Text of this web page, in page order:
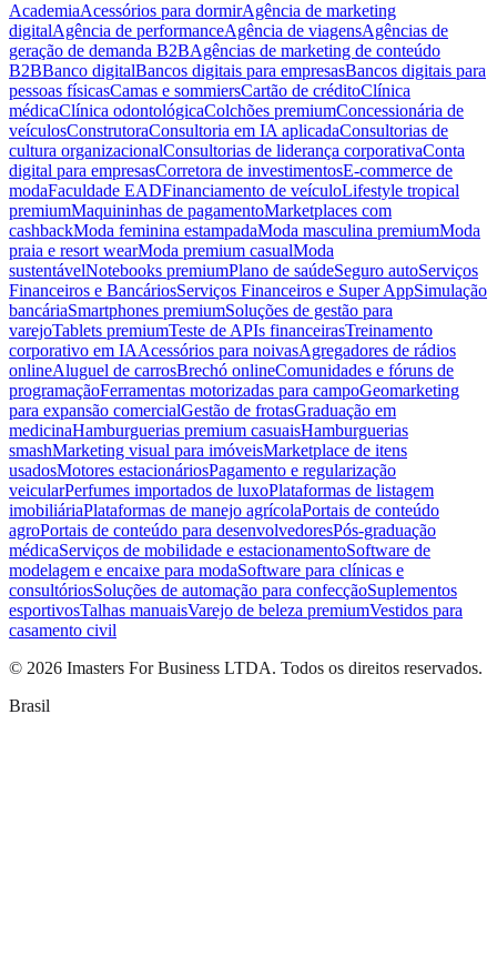
AcademiaAcessórios para dormirAgência de marketing
digitalAgência de performanceAgência de viagensAgências de
geração de demanda B2BAgências de marketing de conteúdo
B2BBanco digitalBancos digitais para empresasBancos digitais para
pessoas físicasCamas e sommiersCartão de créditoClínica
médicaClínica odontológicaColchões premiumConcessionária de
veículosConstrutoraConsultoria em IA aplicadaConsultorias de
cultura organizacionalConsultorias de liderança corporativaConta
digital para empresasCorretora de investimentosE-commerce de
modaFaculdade EADFinanciamento de veículoLifestyle tropical
premiumMaquininhas de pagamentoMarketplaces com
cashbackModa feminina estampadaModa masculina premiumModa
praia e resort wearModa premium casualModa
sustentávelNotebooks premiumPlano de saúdeSeguro autoServiços
Financeiros e BancáriosServiços Financeiros e Super AppSimulação
bancáriaSmartphones premiumSoluções de gestão para
varejoTablets premiumTeste de APIs financeirasTreinamento
corporativo em IAAcessórios para noivasAgregadores de rádios
onlineAluguel de carrosBrechó onlineComunidades e fóruns de
programaçãoFerramentas motorizadas para campoGeomarketing
para expansão comercialGestão de frotasGraduação em
medicinaHamburguerias premium casuaisHamburguerias
smashMarketing visual para imóveisMarketplace de itens
usadosMotores estacionáriosPagamento e regularização
veicularPerfumes importados de luxoPlataformas de listagem
imobiliáriaPlataformas de manejo agrícolaPortais de conteúdo
agroPortais de conteúdo para desenvolvedoresPós-graduação
médicaServiços de mobilidade e estacionamentoSoftware de
modelagem e encaixe para modaSoftware para clínicas e
consultóriosSoluções de automação para confecçãoSuplementos
esportivosTalhas manuaisVarejo de beleza premiumVestidos para
casamento civil
© 2026 Imasters For Business LTDA. Todos os direitos reservados.
Brasil